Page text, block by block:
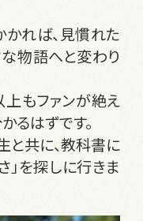
れば、見慣れた
な物語へと変わり
もファンが絶え
るはずです。
と共に、教科書に
」を探しに行きま